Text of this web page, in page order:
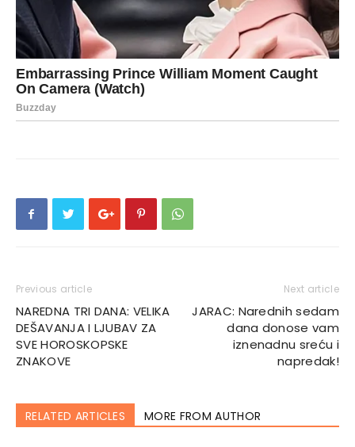
Previous article
NAREDNA TRI DANA: VELIKA
DEŠAVANJA I LJUBAV ZA
SVE HOROSKOPSKE
ZNAKOVE
Next article
JARAC: Narednih sedam
dana donose vam
iznenadnu sreću i
napredak!
RELATED ARTICLES MORE FROM AUTHOR